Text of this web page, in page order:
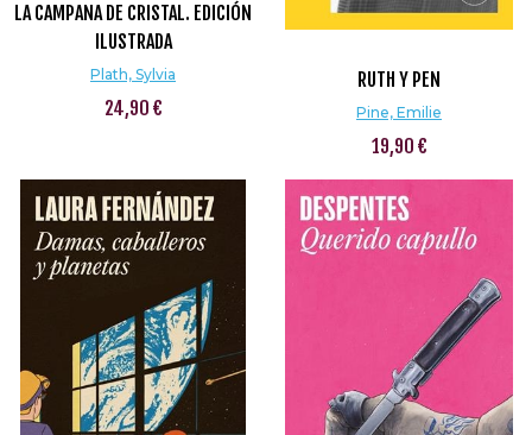
LA CAMPANA DE CRISTAL. EDICIÓN
ILUSTRADA
Plath, Sylvia
24,90 €
RUTH Y PEN
Pine, Emilie
19,90 €